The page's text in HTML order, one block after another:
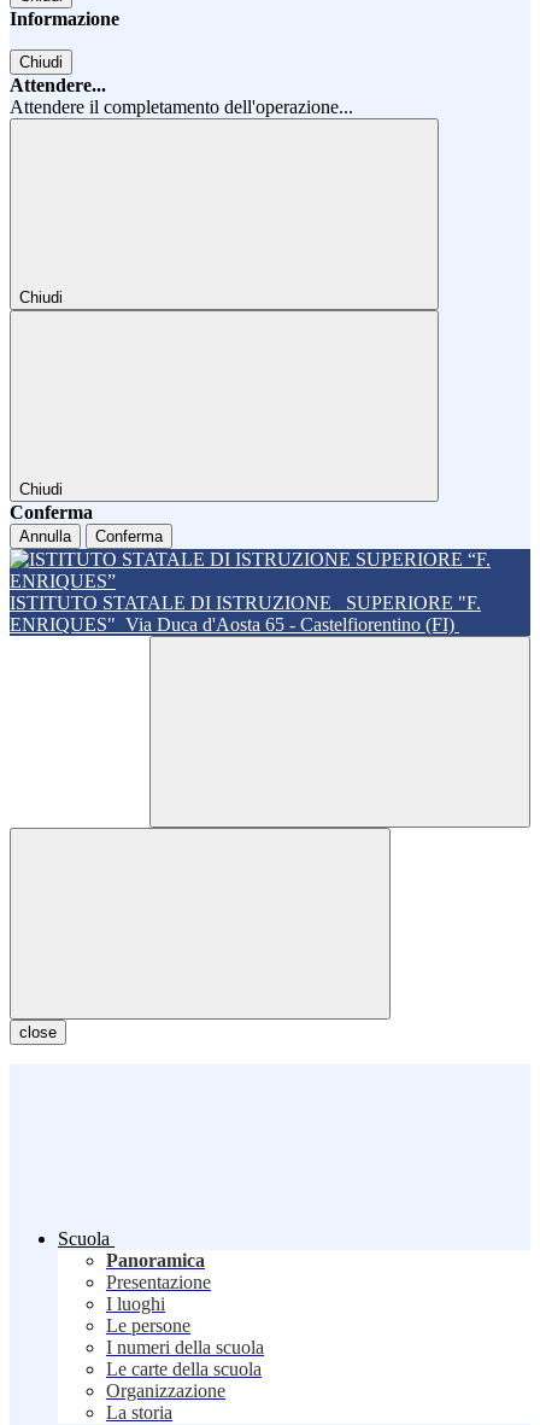
Informazione
Chiudi
Attendere...
Attendere il completamento dell'operazione...
Chiudi
Chiudi
Conferma
Annulla Conferma
ISTITUTO STATALE DI ISTRUZIONE
SUPERIORE "F.
ENRIQUES" Via Duca d'Aosta 65 - Castelfiorentino (FI)
close
Scuola
Panoramica
Presentazione
I luoghi
Le persone
I numeri della scuola
Le carte della scuola
Organizzazione
La storia